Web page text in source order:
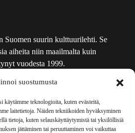
suostumusta
käytämme teknologioita, kuten evästeitä,
laitetietoja. Näiden tekniikoiden hyväksyminen
tietoja, kuten selauskäyttäytymistä tai yksilöllisiä
jättäminen tai peruuttaminen voi vaikuttaa
Suomen suurin kulttuurilehti. Se
aiheita niin maailmalta kuin
vuodesta 1999.